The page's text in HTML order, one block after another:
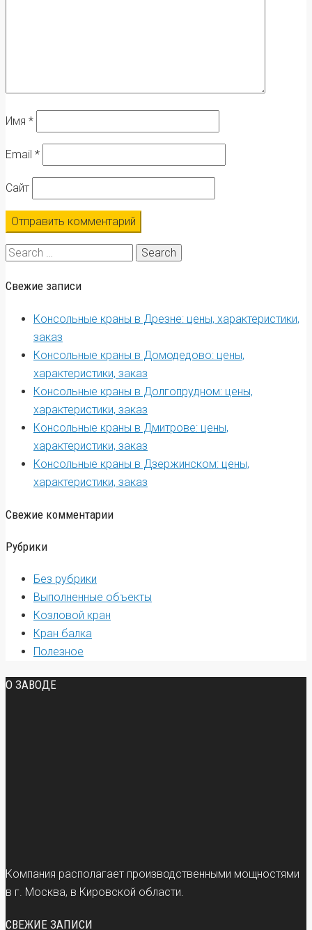
Имя *
Email *
Сайт
Search
Свежие записи
Консольные краны в Дрезне: цены, характеристики,
заказ
Консольные краны в Домодедово: цены,
характеристики, заказ
Консольные краны в Долгопрудном: цены,
характеристики, заказ
Консольные краны в Дмитрове: цены,
характеристики, заказ
Консольные краны в Дзержинском: цены,
характеристики, заказ
Свежие комментарии
Рубрики
Без рубрики
Выполненные объекты
Козловой кран
Кран балка
Полезное
О ЗАВОДЕ
Компания располагает производственными мощностями
в г. Москва, в Кировской области.
СВЕЖИЕ ЗАПИСИ